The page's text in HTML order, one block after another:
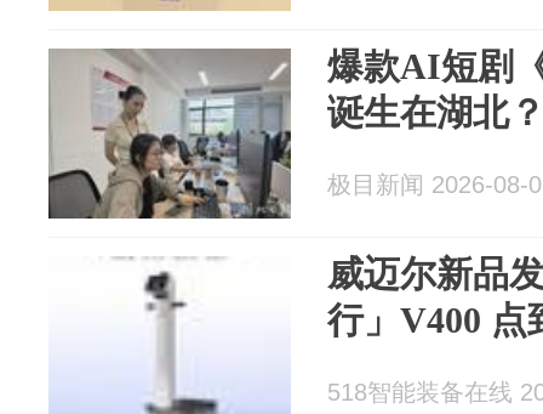
爆款AI短剧
诞生在湖北
极目新闻 2026-08-
威迈尔新品
行」V400 点
518智能装备在线